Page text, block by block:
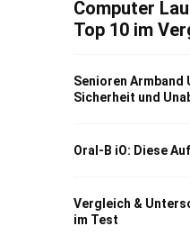
Computer
Top 10 im
Senioren Armband
Sicherheit und
Oral-B iO: Diese
Vergleich &
im Test